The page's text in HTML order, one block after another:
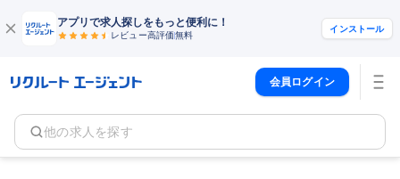
アプリで求人探しをもっと便利に！
レビュー高評価無料
インストール
会員ログイン
他の求人を探す